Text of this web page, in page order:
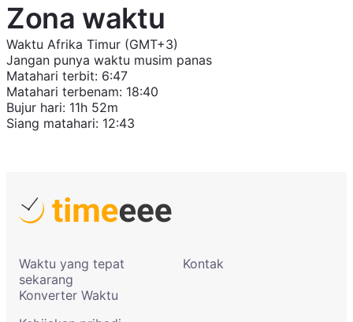
Zona waktu
Waktu Afrika Timur (GMT+3)
Jangan punya waktu musim panas
Matahari terbit: 6:47
Matahari terbenam: 18:40
Bujur hari: 11h 52m
Siang matahari: 12:43
Waktu yang tepat
sekarang
Konverter Waktu
Kontak